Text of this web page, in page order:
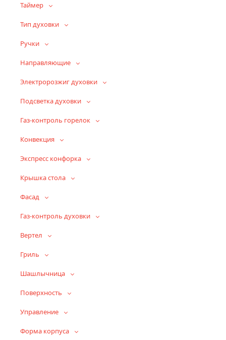
Таймер
Тип духовки
Ручки
Направляющие
Электророзжиг духовки
Подсветка духовки
Газ-контроль горелок
Конвекция
Экспресс конфорка
Крышка стола
Фасад
Газ-контроль духовки
Вертел
Гриль
Шашлычница
Поверхность
Управление
Форма корпуса